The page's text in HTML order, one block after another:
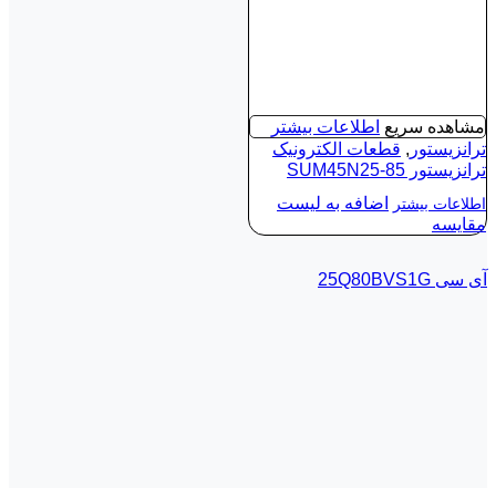
مشاهده سریع اطلاعات بیشتر
ترانزیستور , قطعات الکترونیک
ترانزیستور SUM45N25-85
اطلاعات بیشتر
اضافه به لیست
مقایسه
آی‌ سی 25Q80BVS1G